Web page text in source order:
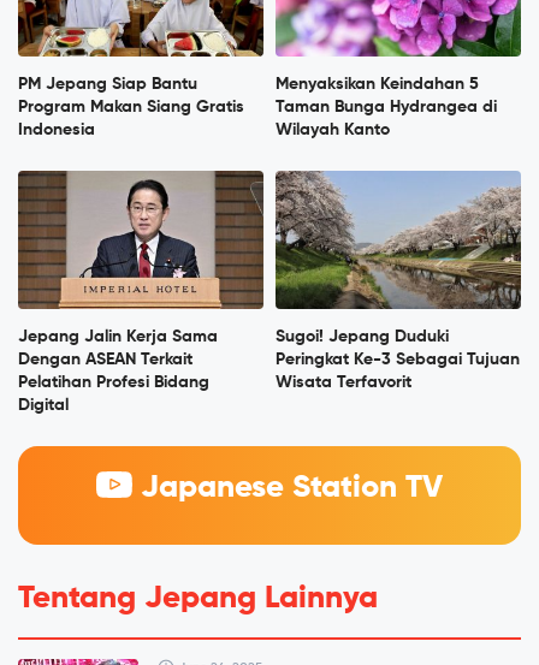
PM Jepang Siap Bantu
Program Makan Siang Gratis
Indonesia
Menyaksikan Keindahan 5
Taman Bunga Hydrangea di
Wilayah Kanto
Jepang Jalin Kerja Sama
Dengan ASEAN Terkait
Pelatihan Profesi Bidang
Digital
Sugoi! Jepang Duduki
Peringkat Ke-3 Sebagai Tujuan
Wisata Terfavorit
Japanese Station TV
Tentang Jepang Lainnya